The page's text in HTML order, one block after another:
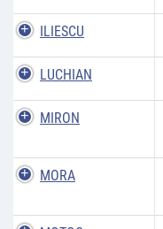
ILIESCU
LUCHIAN
MIRON
MORA